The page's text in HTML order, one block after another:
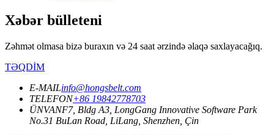
Xəbər bülleteni
Zəhmət olmasa bizə buraxın və 24 saat ərzində əlaqə saxlayacağıq.
TƏQDİM
E-MAILinfo@hongsbelt.com
TELEFON+86 19842778703
ÜNVANF7, Bldg A3, LongGang Innovative Software Park
No.31 BuLan Road, LiLang, Shenzhen, Çin